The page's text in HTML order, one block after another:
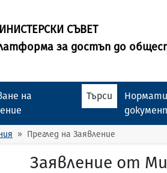
СЪВЕТ
за достъп до
на
Търси
Преглед на Заявление
Заявление от